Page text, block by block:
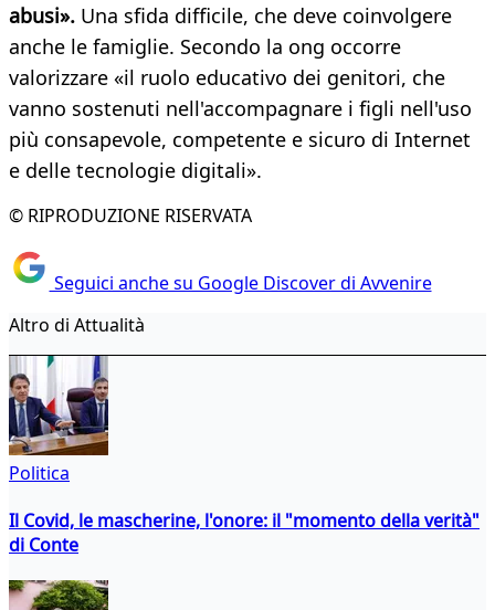
abusi». Una sfida difficile, che deve coinvolgere
anche le famiglie. Secondo la ong occorre
valorizzare «il ruolo educativo dei genitori, che
vanno sostenuti nell'accompagnare i figli nell'uso
più consapevole, competente e sicuro di Internet
e delle tecnologie digitali».
© RIPRODUZIONE RISERVATA
Seguici anche su Google Discover di Avvenire
Altro di Attualità
Politica
Il Covid, le mascherine, l'onore: il "momento della verità"
di Conte